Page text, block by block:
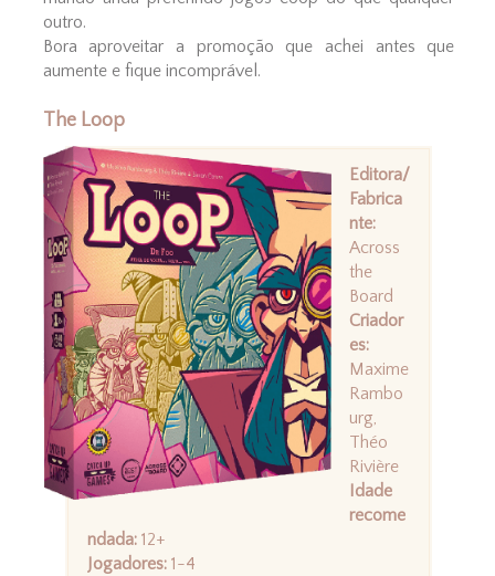
outro.
Bora aproveitar a promoção que achei antes que
aumente e fique incomprável.
The Loop
Editora/
Fabrica
nte:
Across
the
Board
Criador
es:
Maxime
Rambo
urg,
Théo
Rivière
Idade
recome
ndada:12+
Jogadores:1-4